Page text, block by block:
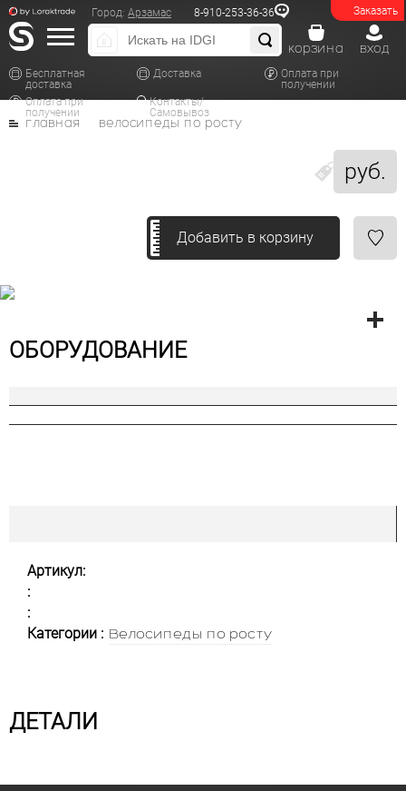
Заказать
Город: Арзамас 8-910-253-36-36
Бесплатная
доставка
Доставка
Оплата при
получении
Оплата при
получении
Контакты/
Самовывоз
вход
корзина
руб.
главная велосипеды по росту
Добавить в корзину
ОБОРУДОВАНИЕ
Артикул:
:
:
Категории : Велосипеды по росту
ДЕТАЛИ